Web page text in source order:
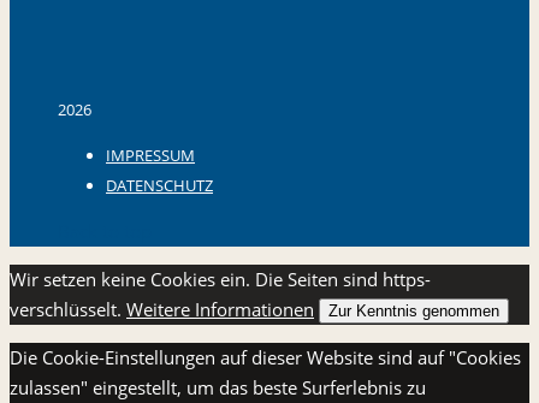
2026
IMPRESSUM
DATENSCHUTZ
Wir setzen keine Cookies ein. Die Seiten sind https-
verschlüsselt. Weitere Informationen Zur Kenntnis genommen
Die Cookie-Einstellungen auf dieser Website sind auf "Cookies
zulassen" eingestellt, um das beste Surferlebnis zu